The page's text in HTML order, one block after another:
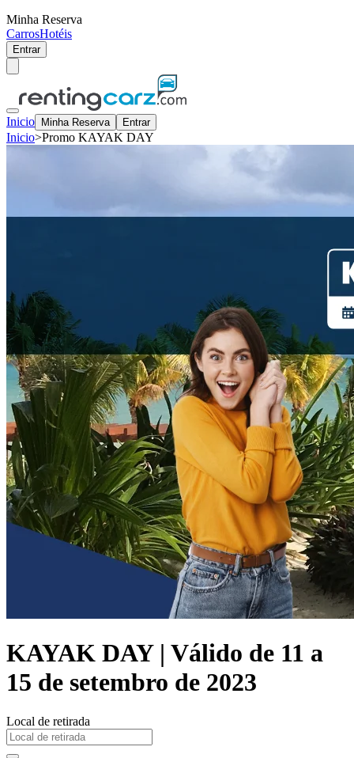
Minha Reserva
CarrosHotéis
Entrar
Inicio Minha Reserva Entrar
Inicio>Promo KAYAK DAY
KAYAK DAY | Válido de 11 a
15 de setembro de 2023
Local de retirada